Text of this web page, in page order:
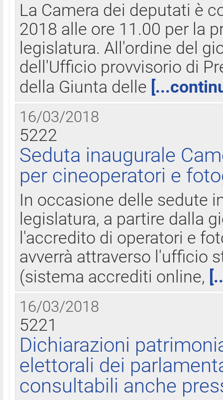
La Camera dei deputati è
2018 alle ore 11.00 per la
legislatura. All'ordine del
dell'Ufficio provvisorio di
della Giunta delle
16/03/2018
5222
Seduta inaugurale
per cineoperatori e
In occasione delle sedute
legislatura, a partire dalla
l'accredito di operatori e
avverrà attraverso l'ufficio
(sistema accrediti online,
16/03/2018
5221
Dichiarazioni
elettorali dei
consultabili anche